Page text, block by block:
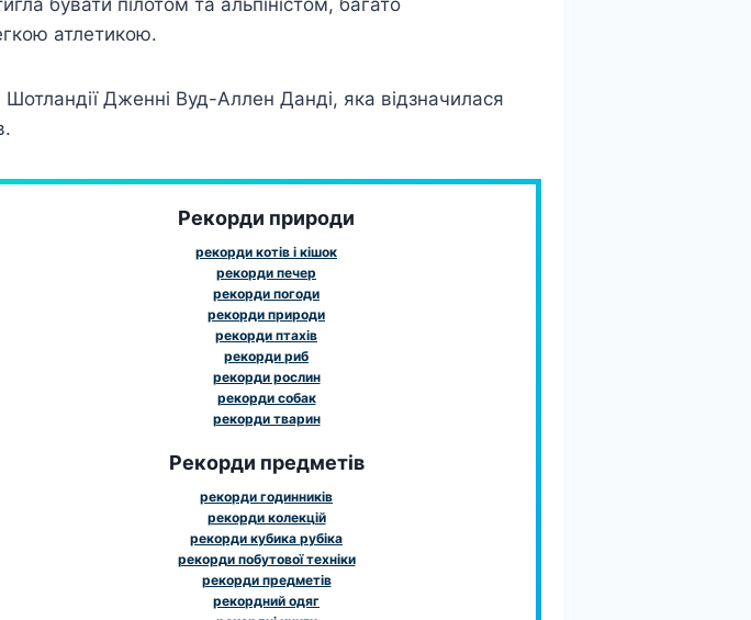
атлетикою.
Дженні Вуд-Аллен Данді, яка відзначилася
Рекорди природи
рекорди котів і кішок
рекорди печер
рекорди погоди
рекорди природи
рекорди птахів
рекорди риб
рекорди рослин
рекорди собак
рекорди тварин
Рекорди предметів
рекорди годинників
рекорди колекцій
рекорди кубика рубіка
рекорди побутової техніки
рекорди предметів
рекордний одяг